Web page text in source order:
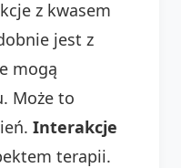
z kwasem
jest z
mogą
Może to
Interakcje
terapii.